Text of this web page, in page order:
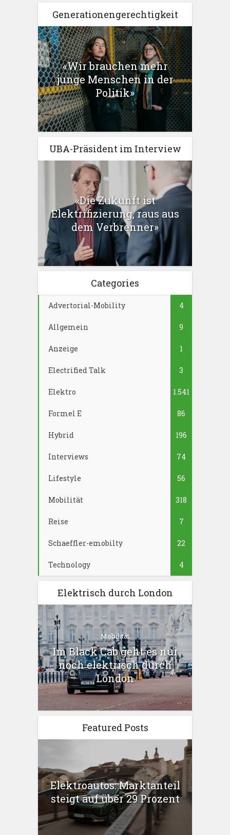
Generationengerechtigkeit
«Wir brauchen mehr
junge Menschen in der
Politik»
UBA-Präsident im Interview
«Die Zukunft ist
Elektrifizierung, raus aus
dem Verbrenner»
Categories
Advertorial-Mobility 4
Allgemein 9
Anzeige 1
Electrified Talk 3
Elektro 1.541
Formel E 86
Hybrid 196
Interviews 74
Lifestyle 56
Mobilität 318
Reise 7
Schaeffler-emobilty 22
Technology 4
Elektrisch durch London
Mobilität
Im Black Cab geht es nur
noch elektrisch durch
London
Featured Posts
Elektroautos: Marktanteil
steigt auf über 29 Prozent